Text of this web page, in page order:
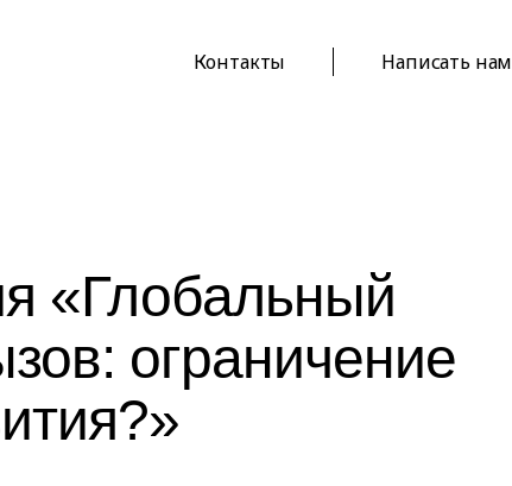
Контакты Написать нам
«Глобальный
ограничение